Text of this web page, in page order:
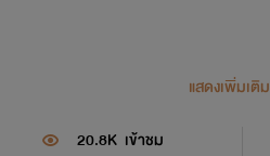
แสดงเพิ่มเติม
20.8K เข้าชม